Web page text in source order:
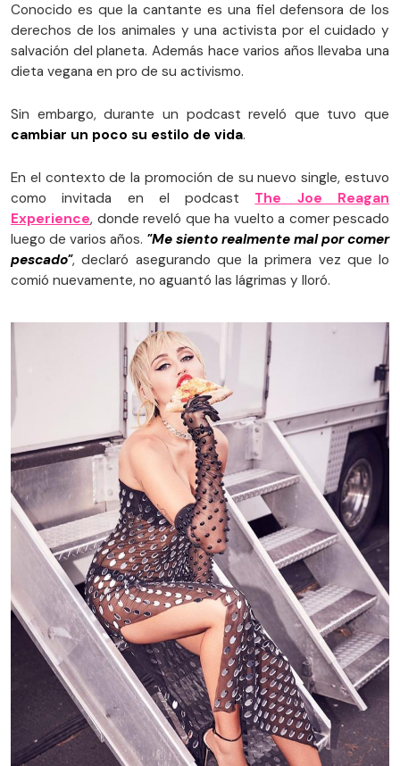
Conocido es que la cantante es una fiel defensora de los
derechos de los animales y una activista por el cuidado y
salvación del planeta. Además hace varios años llevaba una
dieta vegana en pro de su activismo.
Sin embargo, durante un podcast reveló que tuvo que
cambiar un poco su estilo de vida.
En el contexto de la promoción de su nuevo single, estuvo
como invitada en el podcast The Joe Reagan
Experience, donde reveló que ha vuelto a comer pescado
luego de varios años. "Me siento realmente mal por comer
pescado", declaró asegurando que la primera vez que lo
comió nuevamente, no aguantó las lágrimas y lloró.